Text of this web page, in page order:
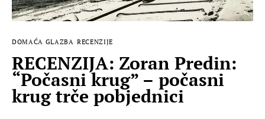
DOMAĆA GLAZBA RECENZIJE
RECENZIJA: Zoran Predin:
“Počasni krug” – počasni
krug trče pobjednici